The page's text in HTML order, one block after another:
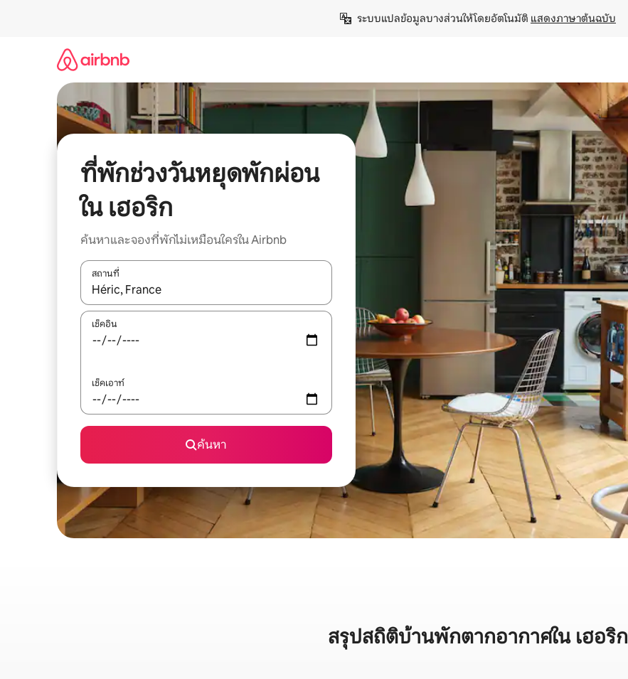
ระบบแปลข้อมูลบางส่วนให้โดยอัตโนมัติ แสดงภาษาต้นฉบับ
ที่พักช่วงวันหยุดพักผ่อน
ใน เฮอริก
ค้นหาและจองที่พักไม่เหมือนใครใน Airbnb
สถานที่
ใช้ลูกศรขึ้นลง หรือใช้การสัมผัสหรือปัด เพื่อสำรวจผลการค้นหา
เช็คอิน
เช็คเอาท์
ค้นหา
สรุปสถิติบ้านพักตากอากาศใน เฮอริก